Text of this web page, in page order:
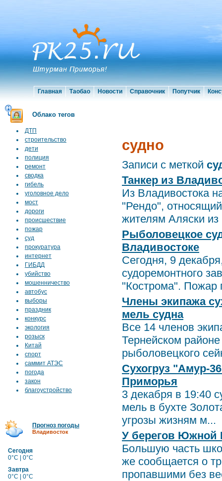
Главная Таобао Новости Справочник Попутчик
Облако тегов
ДТП
строительство
дети
полиция
ремонт
сводка
гибель
уголовное дело
мост
дороги
происшествие
пожар
суд
прокуратура
интернет
ГИБДД
убийство
мошенничество
автобус
выборы
праздник
конкурс
экология
розыск
Китай
спорт
саммит АТЭС
погода
закон
благоустройство
Прогноз погоды
Владивосток
Сегодня
0°C | 0°C
Завтра
0°C | 0°C
судно
Записи с меткой
Танкер из
Из Владивостока
"Рендо",
жителям Аляски из
Рыболовецкое
Владивостоке
Сегодня, 9
судоремонтного
"Кострома". Пожар
Члены экипажа
мель судна
Все 14 членов
Тернейском
рыболовецкого
Сухогруз "Амур-
Приморья
3 декабря в 19:40
мель в бухте
угрозы жизням м...
У берегов Южной
Большую часть
же сообщается о
пропавшими без